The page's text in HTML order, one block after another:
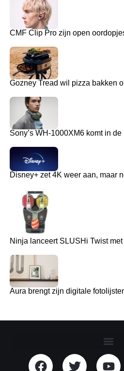
CMF Clip Pro zijn open
Gozney Tread wil pizza bakken
Sony’s WH-1000XM6 komt in
Disney+ zet 4K weer aan, maar
Ninja lanceert SLUSHi Twist
Aura brengt zijn digitale